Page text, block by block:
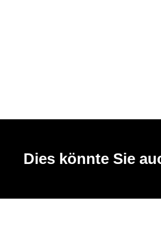
Dies könnte Sie